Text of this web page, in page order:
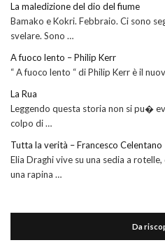
La maledizione del dio del fiume
Bamako e Kokri. Febbraio. Ci sono
svelare. Sono …
A fuoco lento – Philip Kerr
“ A fuoco lento “ di Philip Kerr è il
La Rua
Leggendo questa storia non si pu�
colpo di …
Tutta la verità – Francesco Celentano
Elia Draghi vive su una sedia a
una rapina …
Da